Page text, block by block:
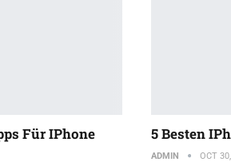
Für IPhone 5 Besten
ADMIN OCT